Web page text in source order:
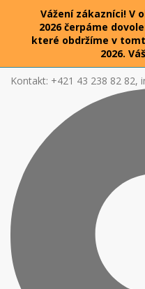
Vážení zákazníci! V
2026 čerpáme
které obdržíme v
2026.
Kontakt: +421 43 238 82 82,